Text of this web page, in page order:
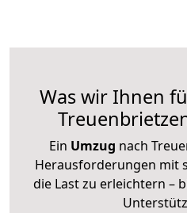
Was wir Ihnen
Ein Umzug nach
Herausforderungen mit
die Last zu erleichtern –